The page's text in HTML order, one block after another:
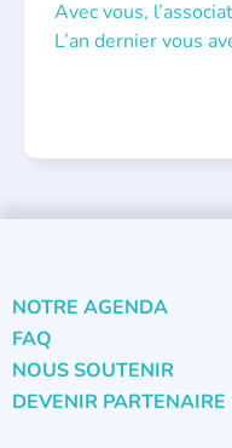
Avec vous,
L’an dernier vous
NOTRE AGENDA
FAQ
NOUS SOUTENIR
DEVENIR PARTENAIRE